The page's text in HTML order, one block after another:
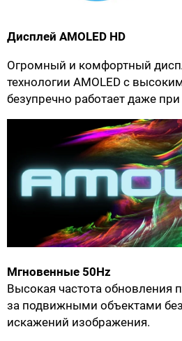
Дисплей AMOLED HD
Огромный и комфортный
технологии AMOLED с
безупречно работает даже
Мгновенные 50Hz
Высокая частота обновления
за подвижными объектами
искажений изображения.